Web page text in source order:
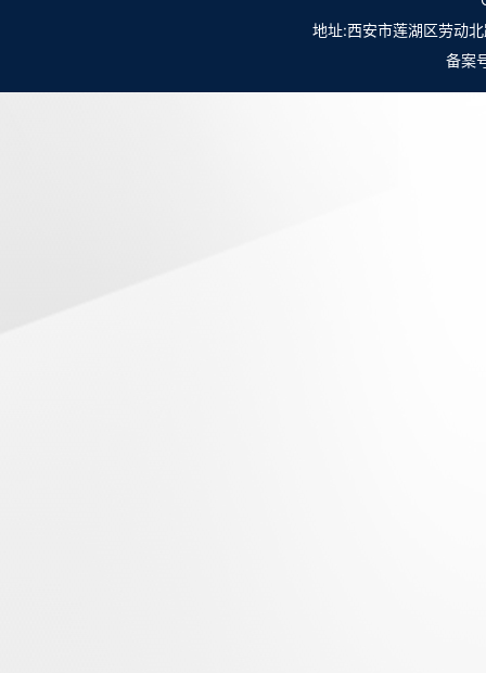
地址:西安市莲湖区劳动
备案